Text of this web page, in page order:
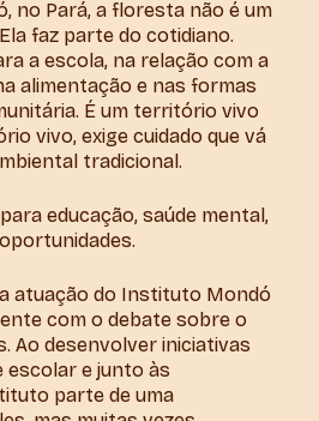
no Pará, a floresta não é um
faz parte do cotidiano.
a escola, na relação com a
alimentação e nas formas
É um território vivo
vivo, exige cuidado que vá
tradicional.
educação, saúde mental,
atuação do Instituto Mondó
com o debate sobre o
Ao desenvolver iniciativas
e junto às
parte de uma